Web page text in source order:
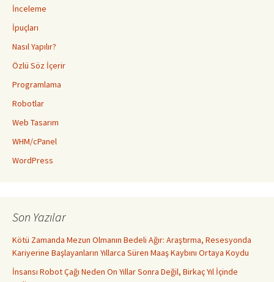
İnceleme
İpuçları
Nasıl Yapılır?
Özlü Söz İçerir
Programlama
Robotlar
Web Tasarım
WHM/cPanel
WordPress
Son Yazılar
Kötü Zamanda Mezun Olmanın Bedeli Ağır: Araştırma, Resesyonda
Kariyerine Başlayanların Yıllarca Süren Maaş Kaybını Ortaya Koydu
İnsansı Robot Çağı Neden On Yıllar Sonra Değil, Birkaç Yıl İçinde